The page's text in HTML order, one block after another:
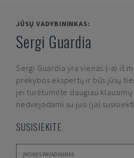
JŪSŲ VADYBININKAS:
Sergi Guardia
Sergi Guardia yra vienas (-a) iš
prekybos ekspertų ir būs jūsų
jei turėtumėte daugiau
nedvejodami su juo (ja)
SUSISIEKITE